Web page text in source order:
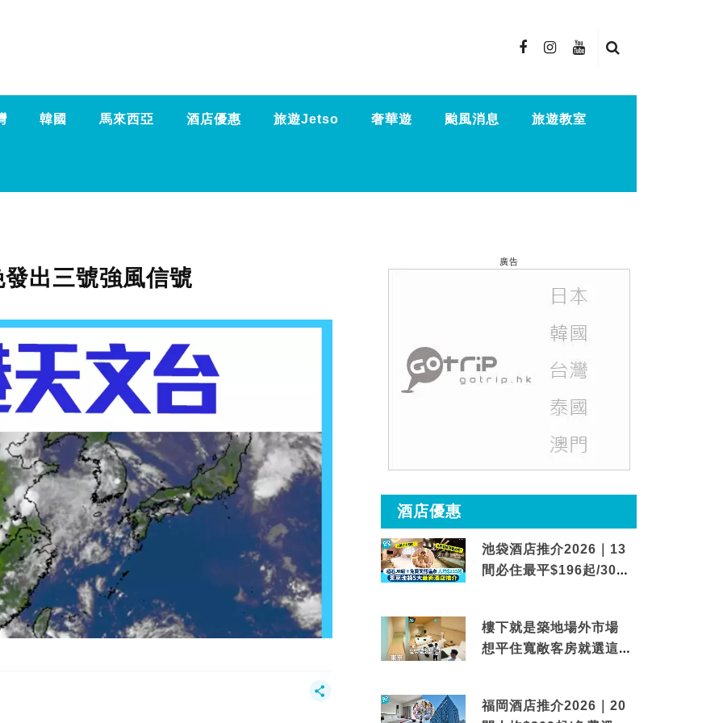
韓國 馬來西亞 酒店優惠 旅遊Jetso 奢華遊 颱風消息 旅遊教室
出三號強風信號
廣告
酒店優惠
池袋酒店推介2026｜13
間必住最平$196起/30秒
樓下就是築地場外市場
想平住寬敞客房就選這間
福岡酒店推介2026｜20